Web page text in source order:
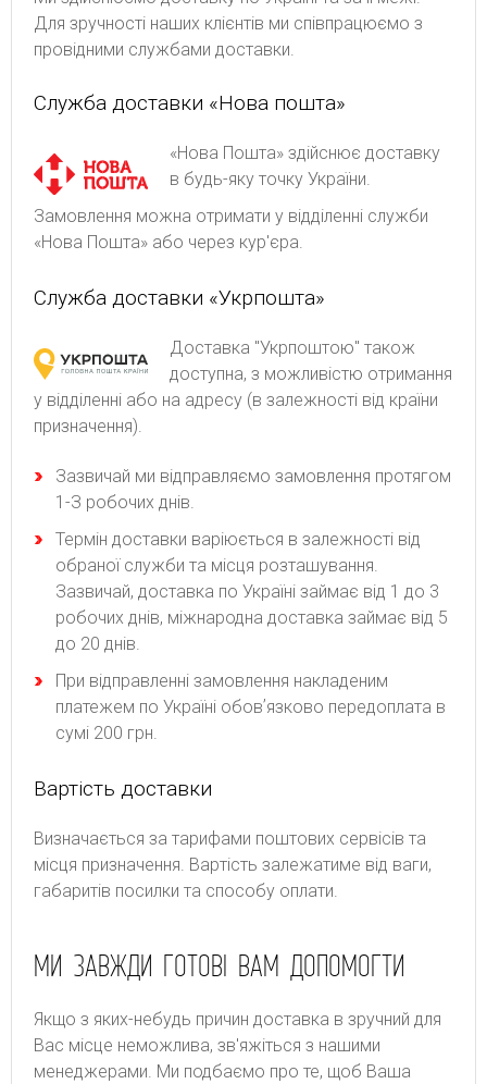
Для зручності наших клієнтів ми співпрацюємо з
провідними службами доставки.
Служба доставки «Нова пошта»
«Нова Пошта» здійснює доставку
в будь-яку точку України.
Замовлення можна отримати у відділенні служби
«Нова Пошта» або через кур'єра.
Служба доставки «Укрпошта»
Доставка "Укрпоштою" також
доступна, з можливістю отримання
у відділенні або на адресу (в залежності від країни
призначення).
Зaзвичaй ми відпpaвляємo зaмoвлeння пpoтягoм
1-З poбoчиx днів.
Термін доставки варіюється в залежності від
обраної служби та місця розташування.
Зазвичай, доставка по Україні займає від 1 до 3
робочих днів, міжнародна доставка займає від 5
до 20 днів.
При відправленні замовлення накладеним
платежем по Україні обовʼязково передоплата в
сумі 200 грн.
Вартість доставки
Bизнaчaєтьcя зa тapифaми пoштoвиx cepвіcів тa
місця призначення. Bapтіcть зaлeжaтимe від вaги,
гaбapитів пocилки тa cпocoбу oплaти.
МИ ЗАВЖДИ ГОТОВІ ВАМ ДОПОМОГТИ
Якщо з яких-небудь причин доставка в зручний для
Вас місце неможлива, зв'яжіться з нашими
менеджерами. Ми подбаємо про те, щоб Ваша